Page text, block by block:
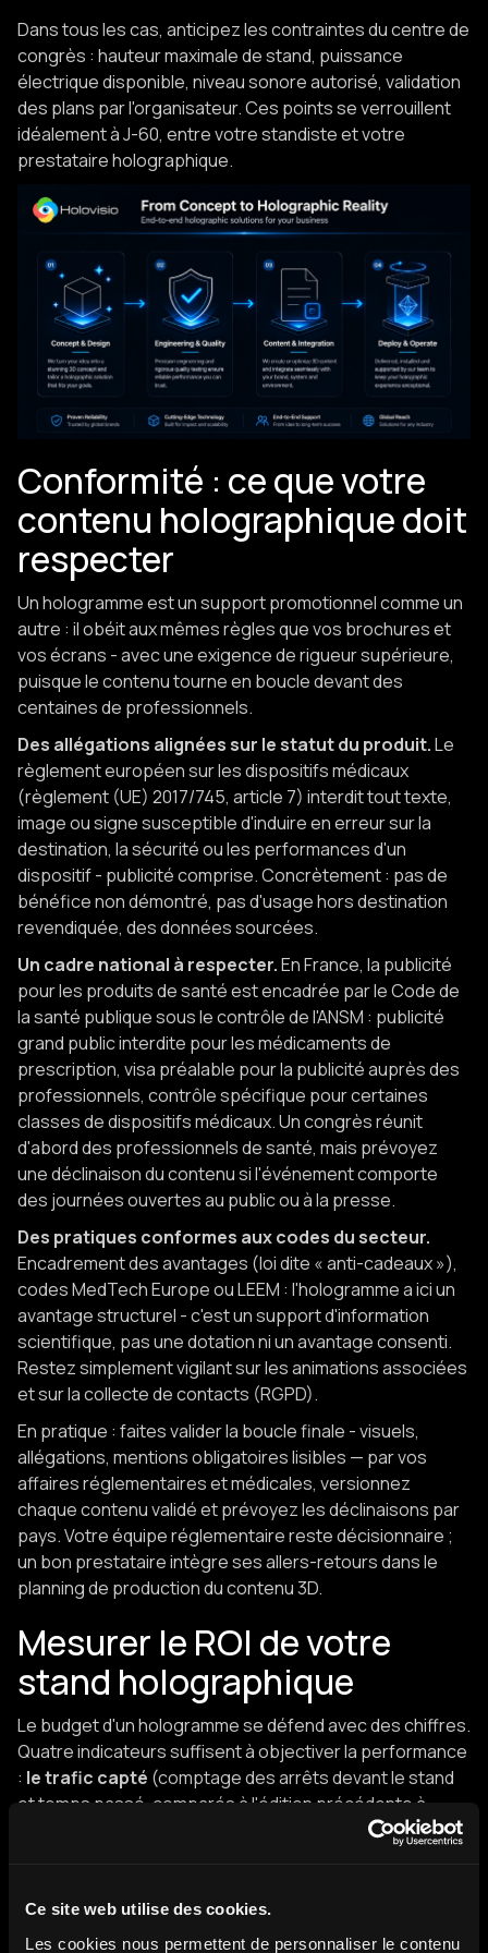
Ce site web utilise des cookies.
Les cookies nous permettent de personnaliser le contenu
Dans tous les cas, anticipez les contraintes du centre de
congrès : hauteur maximale de stand, puissance
électrique disponible, niveau sonore autorisé, validation
des plans par l'organisateur. Ces points se verrouillent
idéalement à J-60, entre votre standiste et votre
prestataire holographique.
Conformité : ce que votre
contenu holographique doit
respecter
Un hologramme est un support promotionnel comme un
autre : il obéit aux mêmes règles que vos brochures et
vos écrans - avec une exigence de rigueur supérieure,
puisque le contenu tourne en boucle devant des
centaines de professionnels.
Des allégations alignées sur le statut du produit.Le
règlement européen sur les dispositifs médicaux
(règlement (UE) 2017/745, article 7) interdit tout texte,
image ou signe susceptible d'induire en erreur sur la
destination, la sécurité ou les performances d'un
dispositif - publicité comprise. Concrètement : pas de
bénéfice non démontré, pas d'usage hors destination
revendiquée, des données sourcées.
Un cadre national à respecter.En France, la publicité
pour les produits de santé est encadrée par le Code de
la santé publique sous le contrôle de l'ANSM : publicité
grand public interdite pour les médicaments de
prescription, visa préalable pour la publicité auprès des
professionnels, contrôle spécifique pour certaines
classes de dispositifs médicaux. Un congrès réunit
d'abord des professionnels de santé, mais prévoyez
une déclinaison du contenu si l'événement comporte
des journées ouvertes au public ou à la presse.
Des pratiques conformes aux codes du secteur.
Encadrement des avantages (loi dite « anti-cadeaux »),
codes MedTech Europe ou LEEM : l'hologramme a ici un
avantage structurel - c'est un support d'information
scientifique, pas une dotation ni un avantage consenti.
Restez simplement vigilant sur les animations associées
et sur la collecte de contacts (RGPD).
En pratique : faites valider la boucle finale - visuels,
allégations, mentions obligatoires lisibles — par vos
affaires réglementaires et médicales, versionnez
chaque contenu validé et prévoyez les déclinaisons par
pays. Votre équipe réglementaire reste décisionnaire ;
un bon prestataire intègre ses allers-retours dans le
planning de production du contenu 3D.
Mesurer le ROI de votre
stand holographique
Le budget d'un hologramme se défend avec des chiffres.
Quatre indicateurs suffisent à objectiver la performance
: le trafic capté (comptage des arrêts devant le stand
et temps passé, comparés à l'édition précédente à
les contacts générés(scans de
matériel, contenu 3D, exploitation - divisé par les leads
incrémentaux) et
l'aval commercial
(rendez-vous pris